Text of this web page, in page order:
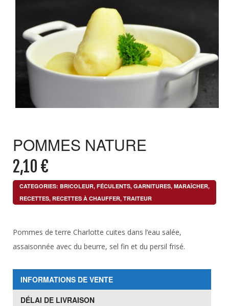
POMMES NATURE
2,10 €
CATEGORIES: BRICOLEUR, FÉCULENTS, GARNITURES, MARAÎCHER,
RECETTES, RECETTES À CHAUFFER, TRAITEUR
Pommes de terre Charlotte cuites dans l’eau salée,
assaisonnée avec du beurre, sel fin et du persil frisé.
INFORMATIONS DE VENTE
DÉLAI DE LIVRAISON